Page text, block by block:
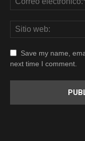
Save my name,
next time I comment.